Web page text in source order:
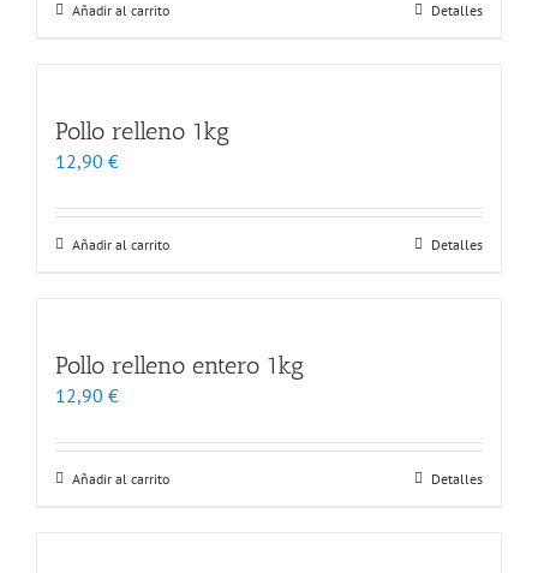
Añadir al carrito Detalles
Pollo relleno 1kg
12,90 €
Añadir al carrito Detalles
Pollo relleno entero 1kg
12,90 €
Añadir al carrito Detalles